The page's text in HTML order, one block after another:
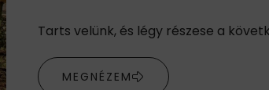
Tarts velünk, és légy részese a
MEGNÉZEM